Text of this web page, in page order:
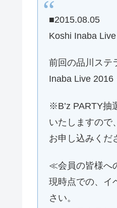
■2015.08.05
Koshi Inaba
前回の品川ステ
Inaba Live 2016
※B’z PARTY抽
いたしますので
お申し込みくだ
≪会員の皆様へ
現時点での、イ
さい。